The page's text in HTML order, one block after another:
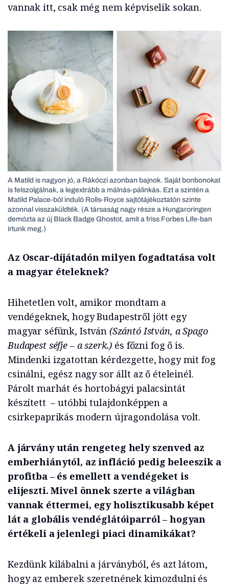
vannak itt, csak még nem képviselik sokan.
A Matild is nagyon jó, a Rákóczi azonban bajnok. Saját bonbonokat
is felszolgálnak, a legextrább a málnás-pálinkás. Ezt a szintén a
Matild Palace-ból induló Rolls-Royce sajtótájékoztatón szinte
azonnal visszaküldték. (A társaság nagy része a Hungaroringen
demózta az új Black Badge Ghostot, amit a friss Forbes Life-ban
írtunk meg.)
Az Oscar-díjátadón milyen fogadtatása volt
a magyar ételeknek?
Hihetetlen volt, amikor mondtam a
vendégeknek, hogy Budapestről jött egy
magyar séfünk, István (Szántó István, a Spago
Budapest séfje – a szerk.) és főzni fog ő is.
Mindenki izgatottan kérdezgette, hogy mit fog
csinálni, egész nagy sor állt az ő ételeinél.
Párolt marhát és hortobágyi palacsintát
készített – utóbbi tulajdonképpen a
csirkepaprikás modern újragondolása volt.
A járvány után rengeteg hely szenved az
emberhiánytól, az infláció pedig beleeszik a
profitba – és emellett a vendégeket is
elijeszti. Mivel önnek szerte a világban
vannak éttermei, egy holisztikusabb képet
lát a globális vendéglátóiparról – hogyan
értékeli a jelenlegi piaci dinamikákat?
Kezdünk kilábalni a járványból, és azt látom,
hogy az emberek szeretnének kimozdulni és